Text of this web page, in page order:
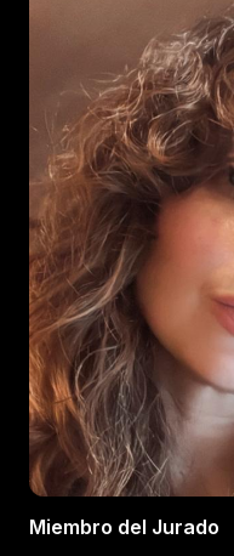
Miembro del Jurado